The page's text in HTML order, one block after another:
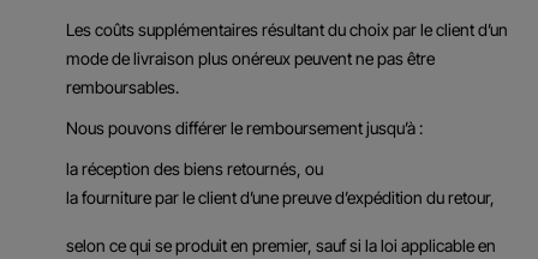
Les coûts supplémentaires résultant du choix par le client d’un
mode de livraison plus onéreux peuvent ne pas être
remboursables.
Nous pouvons différer le remboursement jusqu’à :
la réception des biens retournés, ou
la fourniture par le client d’une preuve d’expédition du retour,
selon ce qui se produit en premier, sauf si la loi applicable en